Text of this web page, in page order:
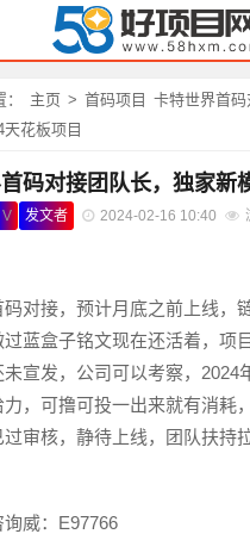
： 主页 > 首码项目 卡特世界首
花板项目
V 发文者 2024-02-16 10:40
对接，预计月底之前上线，
过蓝盒子铭文现在还活着，项
未宣发，公司可以考察，2024
，可撸可投一出来就有消耗
审核，静待上线，团队扶持
威：E97766